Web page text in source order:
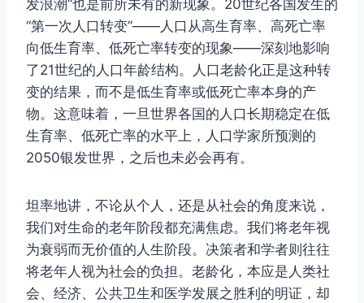
发浪潮”也是前所未有的新现象。20世纪各国发生的
“第一次人口转变”——人口从高生育率、高死亡率
向低生育率、低死亡率转变的现象——深刻地影响
了21世纪的人口年龄结构。人口老龄化正是这种转
变的结果，而不是低生育率或低死亡率本身的产
物。这意味着，一旦世界各国的人口长期稳定在低
生育率、低死亡率的水平上，人口学家所预测的
2050银发世界，之后也未必会再有。
坦率地讲，不论从个人，还是从社会的角度来说，
我们对生命的老年阶段都充满焦虑。我们将老年视
为衰弱而无价值的人生阶段。决策者和学者则往往
将老年人视为社会的负担。老龄化，本应是人类社
会、经济、公共卫生和医学发展之胜利的明证，却